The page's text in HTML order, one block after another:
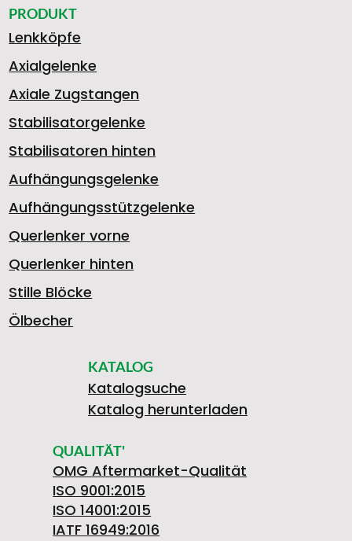
PRODUKT
Lenkköpfe
Axialgelenke
Axiale Zugstangen
Stabilisatorgelenke
Stabilisatoren hinten
Aufhängungsgelenke
Aufhängungsstützgelenke
Querlenker vorne
Querlenker hinten
Stille Blöcke
Ölbecher
KATALOG
Katalogsuche
Katalog herunterladen
QUALITÄT'
OMG Aftermarket-Qualität
ISO 9001:2015
ISO 14001:2015
IATF 16949:2016